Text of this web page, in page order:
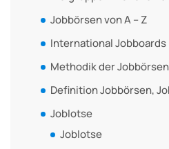
Jobbörsen von A – Z
International Jobboards
Methodik der
Definition Jobbörsen,
Joblotse
Joblotse